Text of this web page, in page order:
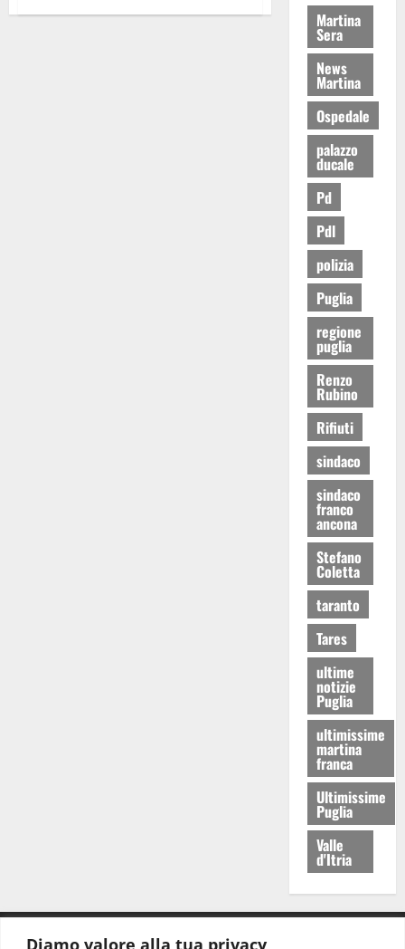
Diamo valore alla tua privacy
Martina
Sera
News
Martina
Ospedale
palazzo
ducale
Pd
Pdl
polizia
Puglia
regione
puglia
Renzo
Rubino
Rifiuti
sindaco
sindaco
franco
ancona
Stefano
Coletta
taranto
Tares
ultime
notizie
Puglia
ultimissime
martina
franca
Ultimissime
Puglia
Valle
d'Itria